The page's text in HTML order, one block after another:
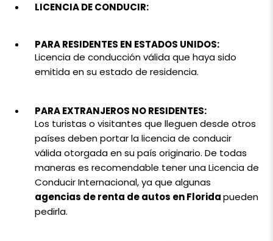
LICENCIA DE CONDUCIR:
PARA RESIDENTES EN ESTADOS UNIDOS:
Licencia de conducción válida que haya sido
emitida en su estado de residencia.
PARA EXTRANJEROS NO RESIDENTES:
Los turistas o visitantes que lleguen desde otros
países deben portar la licencia de conducir
válida otorgada en su país originario. De todas
maneras es recomendable tener una Licencia de
Conducir Internacional, ya que algunas
agencias de renta de autos en Floridapueden
pedirla.